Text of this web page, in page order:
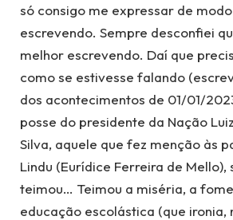
só consigo me expressar de
escrevendo. Sempre desconfiei
melhor escrevendo. Daí que
como se estivesse falando
dos acontecimentos de 01/01/
posse do presidente da Nação
Silva, aquele que fez menção às
Lindu (Eurídice Ferreira de Mello),
teimou… Teimou a miséria, a
educação escolástica (que ironia,